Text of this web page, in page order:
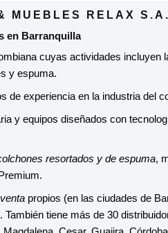
MUEBLES RELAX S.A.
en Barranquilla
cuyas actividades incluyen
y espuma.
de experiencia en la industria del
y equipos diseñados con
resortados y de espuma,
propios (en las ciudades de
También tiene más de 30